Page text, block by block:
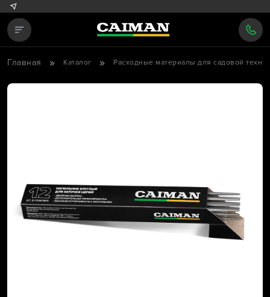
Главная Каталог Расходные материалы для садовой